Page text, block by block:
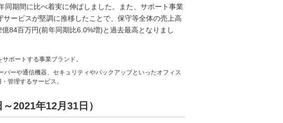
期間に比べ着実に伸ばしました。また、サポート事業
ービスが堅調に推移したことで、保守等全体の売上高
84百万円(前年同期比6.0%増)と過去最高となりまし
ポートする事業ブランド。
バーや通信機器、セキュリティやバックアップといったオフィス
管理するサービス。
2021年12月31日）